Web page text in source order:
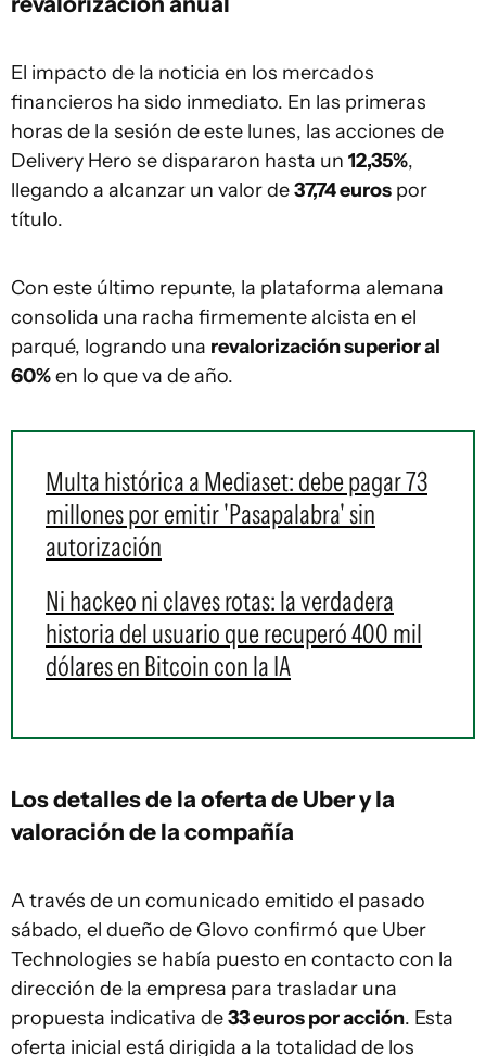
El impacto de la noticia en los mercados
financieros ha sido inmediato. En las primeras
horas de la sesión de este lunes, las acciones de
Delivery Hero se dispararon hasta un 12,35%,
llegando a alcanzar un valor de37,74 euros por
título.
Con este último repunte, la plataforma alemana
consolida una racha firmemente alcista en el
parqué, logrando una revalorización superior al
60%en lo que va de año.
Multa histórica a Mediaset: debe pagar 73
millones por emitir 'Pasapalabra' sin
autorización
Ni hackeo ni claves rotas: la verdadera
historia del usuario que recuperó 400 mil
dólares en Bitcoin con la IA
Los detalles de la oferta de Uber y la
valoración de la compañía
A través de un comunicado emitido el pasado
sábado, el dueño de Glovo confirmó que Uber
Technologies se había puesto en contacto con la
dirección de la empresa para trasladar una
propuesta indicativa de33 euros por acción. Esta
oferta inicial está dirigida a la totalidad de los